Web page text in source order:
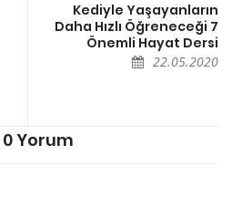
Kediyle Yaşayanların
Daha Hızlı Öğreneceği 7
Önemli Hayat Dersi
22.05.2020
0 Yorum